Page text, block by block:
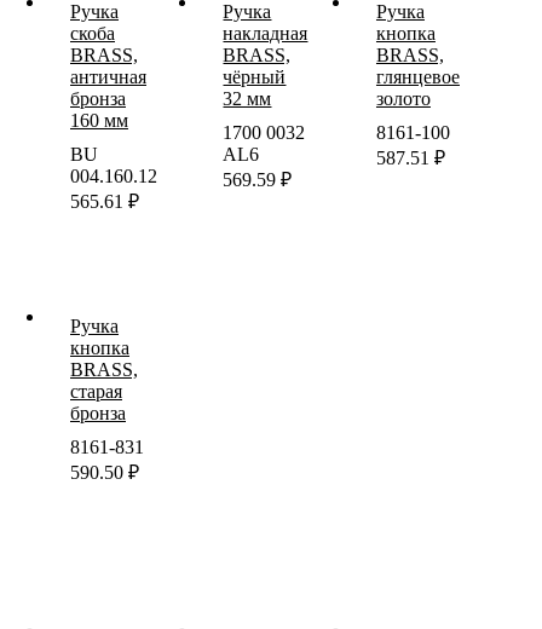
Ручка
скоба
BRASS,
античная
бронза
160 мм
BU
004.160.12
565.61 ₽
Ручка
накладная
BRASS,
чёрный
32 мм
1700 0032
AL6
569.59₽
Ручка
кнопка
BRASS,
глянцевое
золото
8161-100
587.51 ₽
Ручка
кнопка
BRASS,
старая
бронза
8161-831
590.50 ₽